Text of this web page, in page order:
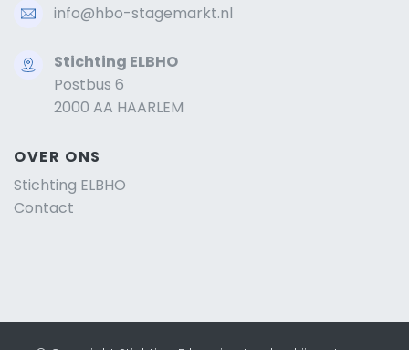
info@hbo-stagemarkt.nl
Stichting ELBHO
Postbus 6
2000 AA HAARLEM
OVER ONS
Stichting ELBHO
Contact